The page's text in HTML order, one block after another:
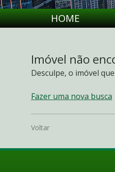
HOME
Imóvel não
Desculpe, o imóvel
Fazer uma nova busca
Voltar